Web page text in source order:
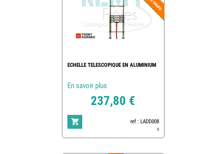
ECHELLE TELESCOPIQUE EN ALUMINIUM
En savoir plus
237,80 €
ref : LADD008
0